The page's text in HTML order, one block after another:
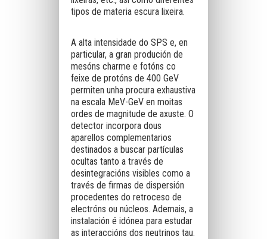
tipos de materia escura lixeira.
A alta intensidade do SPS e, en
particular, a gran produción de
mesóns charme e fotóns co
feixe de protóns de 400 GeV
permiten unha procura exhaustiva
na escala MeV-GeV en moitas
ordes de magnitude de axuste. O
detector incorpora dous
aparellos complementarios
destinados a buscar partículas
ocultas tanto a través de
desintegracións visibles como a
través de firmas de dispersión
procedentes do retroceso de
electróns ou núcleos. Ademais, a
instalación é idónea para estudar
as interaccións dos neutrinos tau.